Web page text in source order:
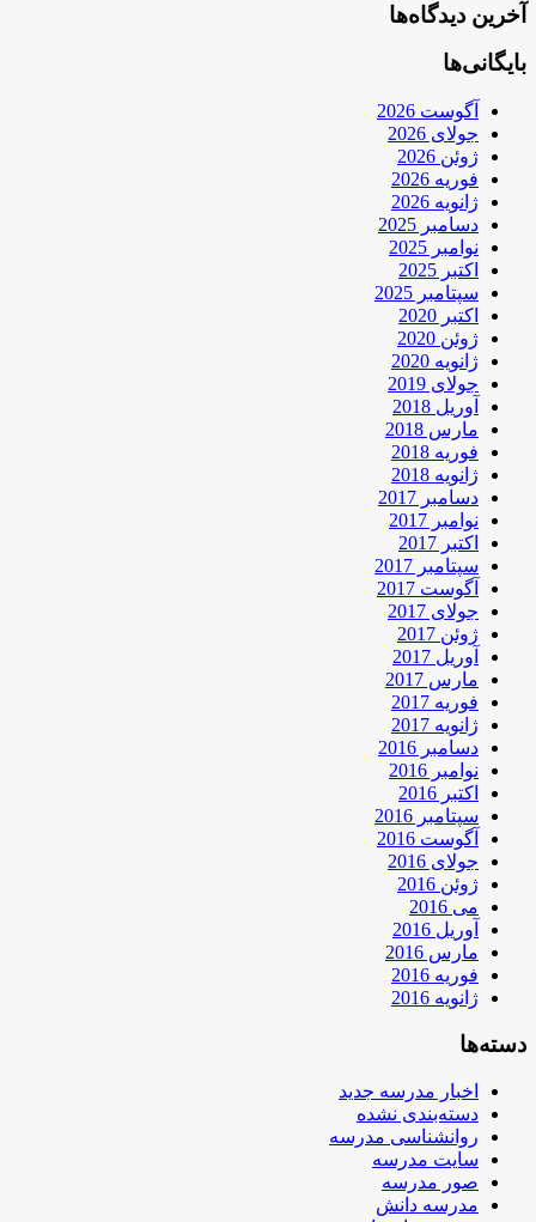
آخرین دیدگاه‌ها
بایگانی‌ها
آگوست 2026
جولای 2026
ژوئن 2026
فوریه 2026
ژانویه 2026
دسامبر 2025
نوامبر 2025
اکتبر 2025
سپتامبر 2025
اکتبر 2020
ژوئن 2020
ژانویه 2020
جولای 2019
آوریل 2018
مارس 2018
فوریه 2018
ژانویه 2018
دسامبر 2017
نوامبر 2017
اکتبر 2017
سپتامبر 2017
آگوست 2017
جولای 2017
ژوئن 2017
آوریل 2017
مارس 2017
فوریه 2017
ژانویه 2017
دسامبر 2016
نوامبر 2016
اکتبر 2016
سپتامبر 2016
آگوست 2016
جولای 2016
ژوئن 2016
می 2016
آوریل 2016
مارس 2016
فوریه 2016
ژانویه 2016
دسته‌ها
اخبار مدرسه جدید
دسته‌بندی نشده
روانشناسی مدرسه
سایت مدرسه
صور مدرسه
مدرسه دانش